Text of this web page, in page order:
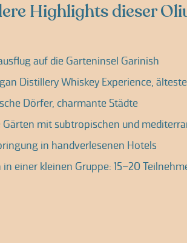
Highlights dieser
auf die Garteninsel Garinish
Distillery Whiskey Experience,
Dörfer, charmante Städte
Gärten mit subtropischen und
in handverlesenen Hotels
in einer kleinen Gruppe: 15–20